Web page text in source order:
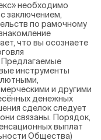
необходимо
заключением,
по рамочному
что вы осознаете
Предлагаемые
инструменты
и другими
денежных
сделок следует
связаны. Порядок,
выплат
Общества)